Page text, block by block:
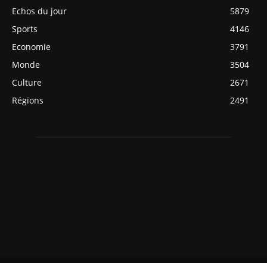
Echos du jour
5879
Sports
4146
Economie
3791
Monde
3504
Culture
2671
Régions
2491